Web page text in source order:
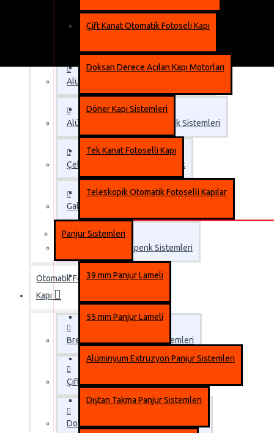
Çift Kanat Otomatik Fotoseli Kapı
Doksan Derece Açılan Kapı Motorları
Döner Kapı Sistemleri
Tek Kanat Fotoselli Kapı
Teleskopik Otomatik Fotoselli Kapılar
Panjur Sistemleri
39 mm Panjur Lameli
55 mm Panjur Lameli
Alüminyum Extrüzyon Panjur Sistemleri
Dıştan Takma Panjur Sistemleri
Alüminyum Dolgulu Otomatik Kepenk
Alüminyum Extrüzyon Kepenk Sistemleri
Çelik Dolgulu Otomatik Kepenk
Galvaniz Çelik Otomatik Kepenk
Otomatik Çelik Kepenk Sistemleri
Otomatik Fotoselli
Kapı
Breakout Fotoselli Kapı Sistemleri
Çift Kanat Otomatik Fotoseli Kapı
Doksan Derece Açılan Kapı Motorları